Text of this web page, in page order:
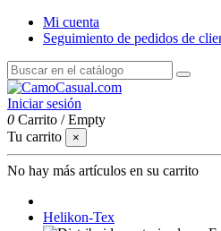
Mi cuenta
Seguimiento de pedidos de
Iniciar sesión
0 Carrito /Empty
Tu carrito
×
No hay más artículos en su carrito
Helikon-Tex